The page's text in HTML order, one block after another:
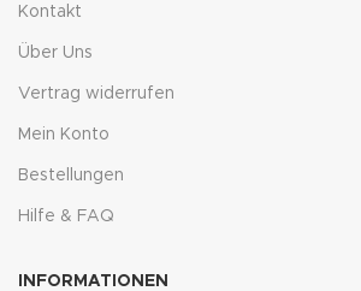
Kontakt
Über Uns
Vertrag widerrufen
Mein Konto
Bestellungen
Hilfe & FAQ
INFORMATIONEN